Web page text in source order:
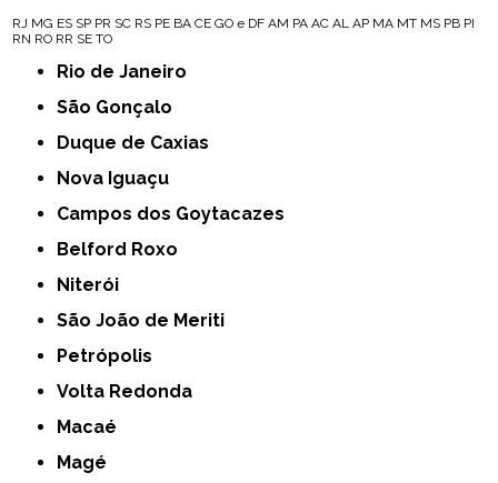
RJ MG ES SP PR SC RS PE BA CE GO e DF AM PA AC AL AP MA MT MS PB PI
RN RO RR SE TO
Rio de Janeiro
São Gonçalo
Duque de Caxias
Nova Iguaçu
Campos dos Goytacazes
Belford Roxo
Niterói
São João de Meriti
Petrópolis
Volta Redonda
Macaé
Magé